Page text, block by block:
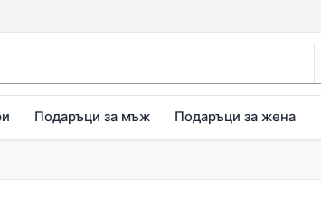
Подаръци за мъж Подаръци за жена